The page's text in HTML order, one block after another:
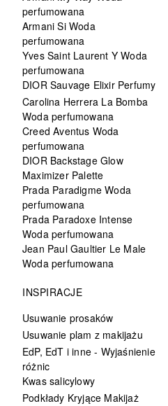
perfumowana
Armani Si Woda
perfumowana
Yves Saint Laurent Y Woda
perfumowana
DIOR Sauvage Elixir Perfumy
Carolina Herrera La Bomba
Woda perfumowana
Creed Aventus Woda
perfumowana
DIOR Backstage Glow
Maximizer Palette
Prada Paradigme Woda
perfumowana
Prada Paradoxe Intense
Woda perfumowana
Jean Paul Gaultier Le Male
Woda perfumowana
INSPIRACJE
Usuwanie prosaków
Usuwanie plam z makijażu
EdP, EdT i inne - Wyjaśnienie
różnic
Kwas salicylowy
Podkłady Kryjące Makijaż